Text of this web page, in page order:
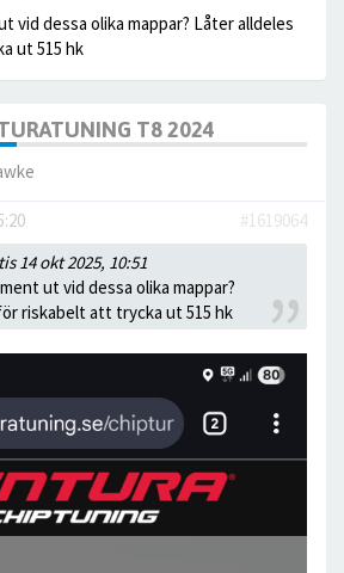
vid dessa olika mappar? Låter alldeles
ut 515 hk
T8 2024
#1619064
14 okt 2025, 10:51
ut vid dessa olika mappar?
riskabelt att trycka ut 515 hk